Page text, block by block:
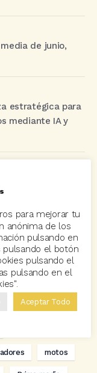
de junio,
estratégica para
mediante IA y
autos
Bcover
Academy
Decesos
GRC-Broker
motos
para mejorar tu
anónima de los
pulsando en
pulsando el botón
pulsando el
pulsando en el
Aceptar Todo